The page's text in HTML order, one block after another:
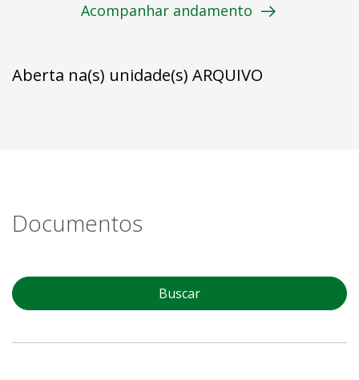
Acompanhar andamento
Aberta na(s) unidade(s) ARQUIVO
Documentos
Buscar